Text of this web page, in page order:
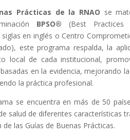
Prácticas de la RNAO se
BPSO® (Best Practices
en inglés o Centro
este programa respalda, la
local de cada institucional,
en la evidencia, mejorando
la práctica profesional.
se encuentra en más de 50
salud de diferentes características
las Guías de Buenas Prácticas.